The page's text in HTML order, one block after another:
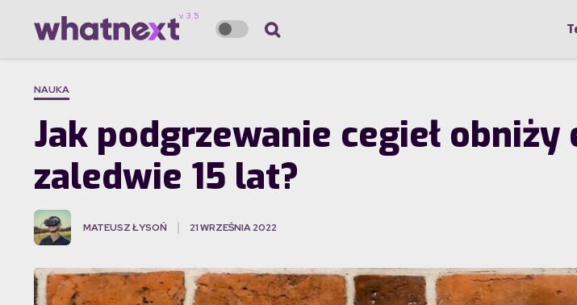
NAUKA
Jak podgrzewanie cegieł obniży
zaledwie 15 lat?
MATEUSZ ŁYSOŃ 21 WRZEŚNIA 2022